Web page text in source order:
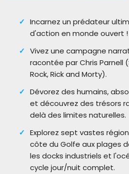
Incarnez un prédateur
d'action en monde ouvert !
Vivez une campagne
racontée par Chris Parnell
Rock, Rick and Morty).
Dévorez des humains,
et découvrez des trésors
delà des limites naturelles.
Explorez sept vastes
côte du Golfe aux plages
les docks industriels et
cycle jour/nuit complet.